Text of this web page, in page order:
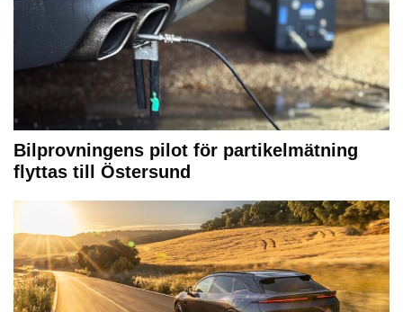
Bilprovningens pilot för partikelmätning
flyttas till Östersund